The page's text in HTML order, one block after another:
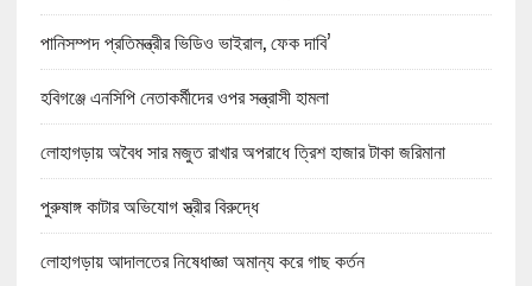
পানিসম্পদ প্রতিমন্ত্রীর ভিডিও ভাইরাল, ফেক দাবি’
হবিগঞ্জে এনসিপি নেতাকর্মীদের ওপর সন্ত্রাসী হামলা
লোহাগড়ায় অবৈধ সার মজুত রাখার অপরাধে ত্রিশ হাজার টাকা জরিমানা
পুরুষাঙ্গ কাটার অভিযোগ স্ত্রীর বিরুদ্ধে
লোহাগড়ায় আদালতের নিষেধাজ্ঞা অমান্য করে গাছ কর্তন